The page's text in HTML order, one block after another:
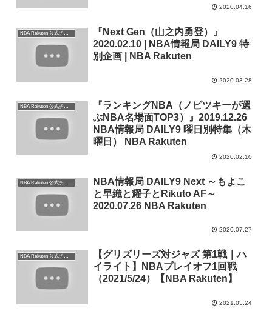
2020.04.16
NBA Rakuten 公式チャンネル
『Next Gen（山之内勇登）』
2020.02.10 | NBA情報局 DAILY9 特
別企画 | NBA Rakuten
2020.03.28
NBA Rakuten 公式チャンネル
『ランキングNBA（ノビツキーが選
ぶNBA名場面TOP3）』2019.12.26
NBA情報局 DAILY9 曜日別特集（木
曜日） NBA Rakuten
2020.02.10
NBA Rakuten 公式チャンネル
NBA情報局 DAILY9 Next ～もよこ
と早織と耀子とRikuto AF～
2020.07.26 NBA Rakuten
2020.07.27
NBA Rakuten 公式チャンネル
【グリズリーズ対ジャズ 第1戦｜ハ
イライト】NBAプレイオフ1回戦
（2021/5/24）【NBA Rakuten】
2021.05.24